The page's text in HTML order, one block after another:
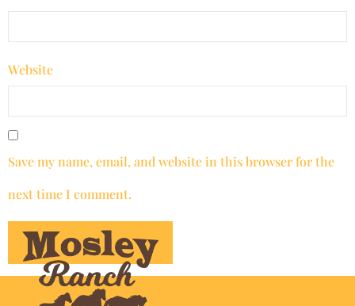
Website
Save my name, email, and website in this browser for the
next time I comment.